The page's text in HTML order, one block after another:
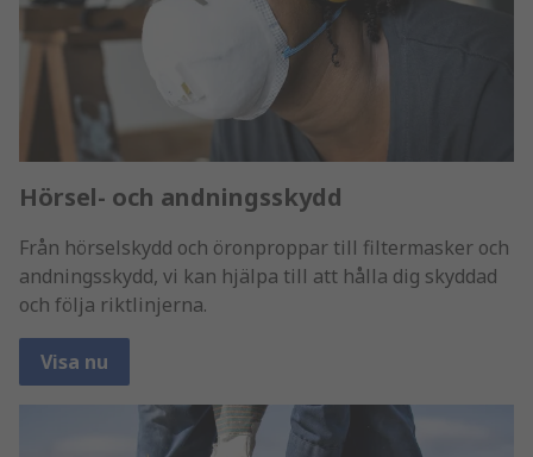
Hörsel- och andningsskydd
Från hörselskydd och öronproppar till filtermasker och
andningsskydd, vi kan hjälpa till att hålla dig skyddad
och följa riktlinjerna.
Visa nu